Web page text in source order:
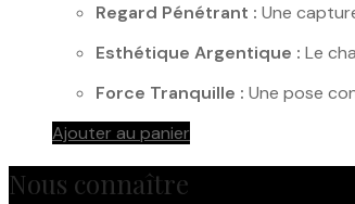
Regard Pénétrant : Une
Esthétique Argentique : Le
Force Tranquille : Une pose
Ajouter au panier
Nous connaître